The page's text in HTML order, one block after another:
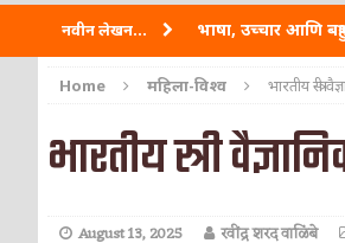
नवीन लेखन... भाषा, उच्चार आणि
वारी विठ्ठलाची
ताम्र – एक अफलातून
जेव्हा मी आडनांव
अशी एक कविता
Home महिला-विश्व भारतीय स्त्री
भारतीय स्त्री
August 13, 2025 रवींद्र शरद वाळिंबे